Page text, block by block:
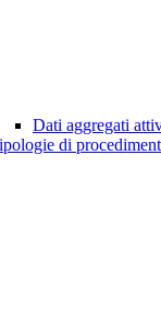
Dati aggregati
di